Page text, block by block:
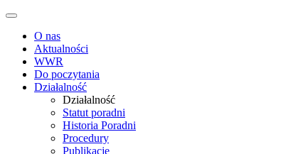
O nas
Aktualności
WWR
Do poczytania
Działalność
Działalność
Statut poradni
Historia Poradni
Procedury
Publikacje